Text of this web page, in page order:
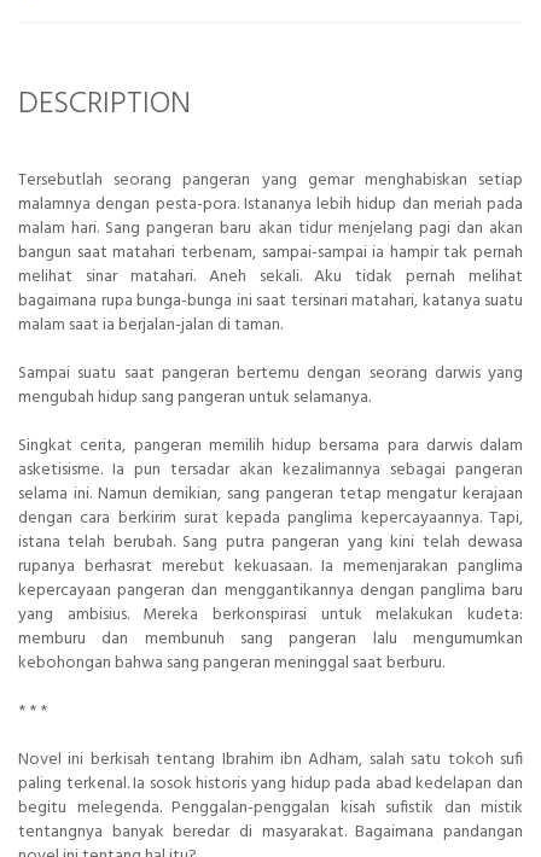
DESCRIPTION
Tersebutlah seorang pangeran yang gemar menghabiskan setiap
malamnya dengan pesta-pora. Istananya lebih hidup dan meriah pada
malam hari. Sang pangeran baru akan tidur menjelang pagi dan akan
bangun saat matahari terbenam, sampai-sampai ia hampir tak pernah
melihat sinar matahari. Aneh sekali. Aku tidak pernah melihat
bagaimana rupa bunga-bunga ini saat tersinari matahari, katanya suatu
malam saat ia berjalan-jalan di taman.
Sampai suatu saat pangeran bertemu dengan seorang darwis yang
mengubah hidup sang pangeran untuk selamanya.
Singkat cerita, pangeran memilih hidup bersama para darwis dalam
asketisisme. Ia pun tersadar akan kezalimannya sebagai pangeran
selama ini. Namun demikian, sang pangeran tetap mengatur kerajaan
dengan cara berkirim surat kepada panglima kepercayaannya. Tapi,
istana telah berubah. Sang putra pangeran yang kini telah dewasa
rupanya berhasrat merebut kekuasaan. Ia memenjarakan panglima
kepercayaan pangeran dan menggantikannya dengan panglima baru
yang ambisius. Mereka berkonspirasi untuk melakukan kudeta:
memburu dan membunuh sang pangeran lalu mengumumkan
kebohongan bahwa sang pangeran meninggal saat berburu.
* * *
Novel ini berkisah tentang Ibrahim ibn Adham, salah satu tokoh sufi
paling terkenal. Ia sosok historis yang hidup pada abad kedelapan dan
begitu melegenda. Penggalan-penggalan kisah sufistik dan mistik
tentangnya banyak beredar di masyarakat. Bagaimana pandangan